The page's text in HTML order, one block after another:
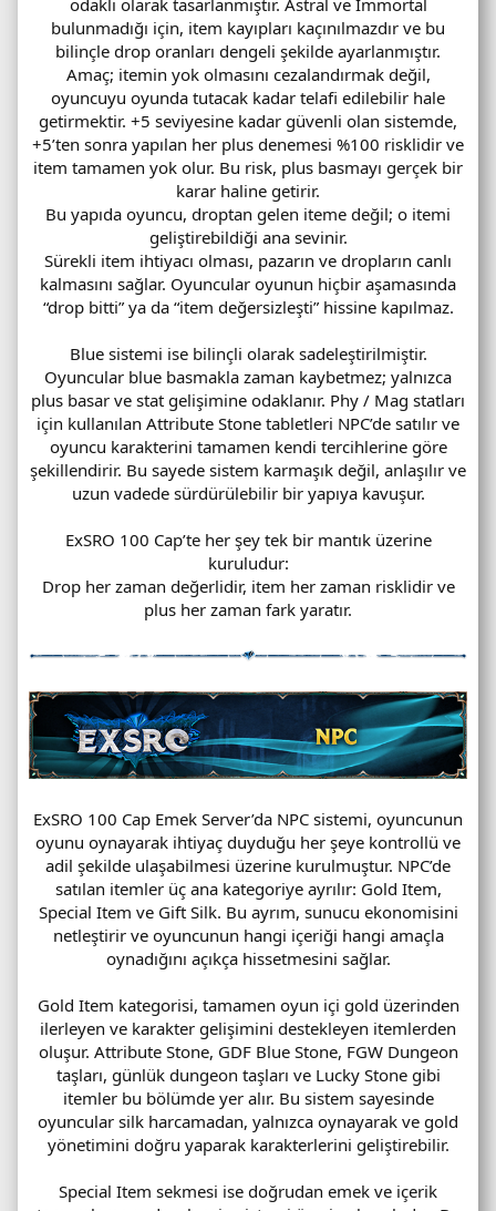
bulunmadığı için, item kayıpları kaçınılmazdır ve bu
bilinçle drop oranları dengeli şekilde ayarlanmıştır.
Amaç; itemin yok olmasını cezalandırmak değil,
oyuncuyu oyunda tutacak kadar telafi edilebilir hale
getirmektir. +5 seviyesine kadar güvenli olan sistemde,
+5’ten sonra yapılan her plus denemesi %100 risklidir ve
item tamamen yok olur. Bu risk, plus basmayı gerçek bir
karar haline getirir.
Bu yapıda oyuncu, droptan gelen iteme değil; o itemi
geliştirebildiği ana sevinir.
Sürekli item ihtiyacı olması, pazarın ve dropların canlı
kalmasını sağlar. Oyuncular oyunun hiçbir aşamasında
“drop bitti” ya da “item değersizleşti” hissine kapılmaz.
Blue sistemi ise bilinçli olarak sadeleştirilmiştir.
Oyuncular blue basmakla zaman kaybetmez; yalnızca
plus basar ve stat gelişimine odaklanır. Phy / Mag statları
için kullanılan Attribute Stone tabletleri NPC’de satılır ve
oyuncu karakterini tamamen kendi tercihlerine göre
şekillendirir. Bu sayede sistem karmaşık değil, anlaşılır ve
uzun vadede sürdürülebilir bir yapıya kavuşur.
ExSRO 100 Cap’te her şey tek bir mantık üzerine
kuruludur:
Drop her zaman değerlidir, item her zaman risklidir ve
plus her zaman fark yaratır.
ExSRO 100 Cap Emek Server’da NPC sistemi, oyuncunun
oyunu oynayarak ihtiyaç duyduğu her şeye kontrollü ve
adil şekilde ulaşabilmesi üzerine kurulmuştur. NPC’de
satılan itemler üç ana kategoriye ayrılır: Gold Item,
Special Item ve Gift Silk. Bu ayrım, sunucu ekonomisini
netleştirir ve oyuncunun hangi içeriği hangi amaçla
oynadığını açıkça hissetmesini sağlar.
Gold Item kategorisi, tamamen oyun içi gold üzerinden
ilerleyen ve karakter gelişimini destekleyen itemlerden
oluşur. Attribute Stone, GDF Blue Stone, FGW Dungeon
taşları, günlük dungeon taşları ve Lucky Stone gibi
itemler bu bölümde yer alır. Bu sistem sayesinde
oyuncular silk harcamadan, yalnızca oynayarak ve gold
yönetimini doğru yaparak karakterlerini geliştirebilir.
Special Item sekmesi ise doğrudan emek ve içerik